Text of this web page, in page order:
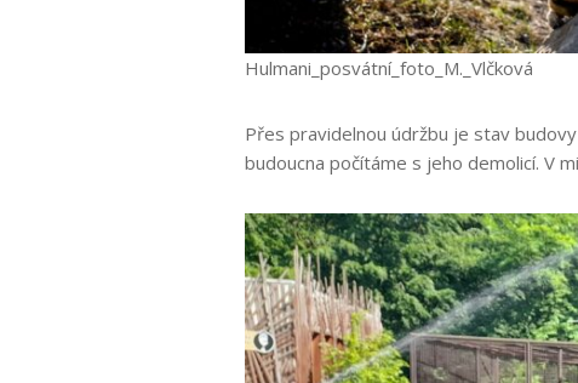
Hulmani_posvátní_foto_M._Vlčková
Přes pravidelnou údržbu je stav
budoucna počítáme s jeho demolicí. V